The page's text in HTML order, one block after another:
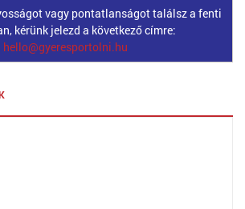
vagy pontatlanságot találsz a fenti
kérünk jelezd a következő címre:
hello@gyeresportolni.hu